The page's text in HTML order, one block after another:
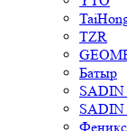
TZR
Батыр
Феникс